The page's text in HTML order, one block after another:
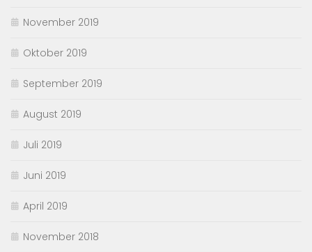
November 2019
Oktober 2019
September 2019
August 2019
Juli 2019
Juni 2019
April 2019
November 2018